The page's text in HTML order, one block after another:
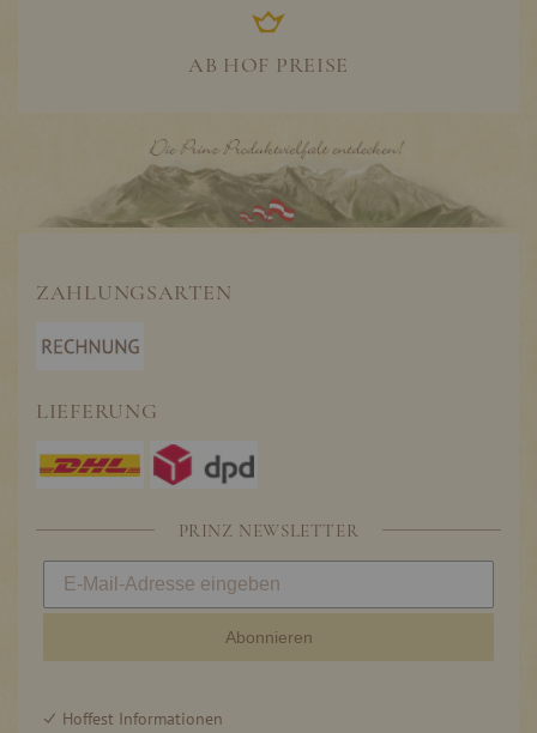
AB HOF PREISE
ZAHLUNGSARTEN
LIEFERUNG
PRINZ NEWSLETTER
Abonnieren
Hoffest Informationen